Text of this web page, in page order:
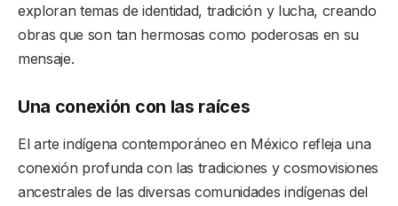
exploran temas de identidad, tradición y lucha, creando
obras que son tan hermosas como poderosas en su
mensaje.
Una conexión con las raíces
El arte indígena contemporáneo en México refleja una
conexión profunda con las tradiciones y cosmovisiones
ancestrales de las diversas comunidades indígenas del